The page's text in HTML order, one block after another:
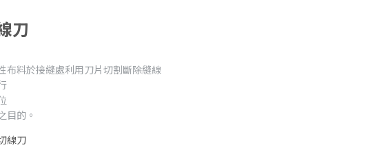
刀
布料於接縫處利用刀片切割斷除縫線
目的。
線刀